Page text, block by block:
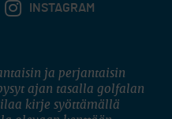
INSTAGRAM
ja perjantaisin
ajan tasalla golfalan
kirje syöttämällä